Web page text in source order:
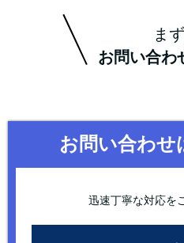
ま
お問い合わ
お問い合わせ
迅速丁寧な対応を